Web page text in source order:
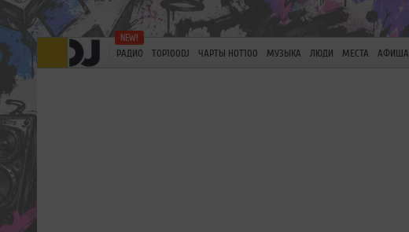
РАДИО TOP100DJ ЧАРТЫ HOT100 МУЗЫКА ЛЮДИ МЕСТА АФИША